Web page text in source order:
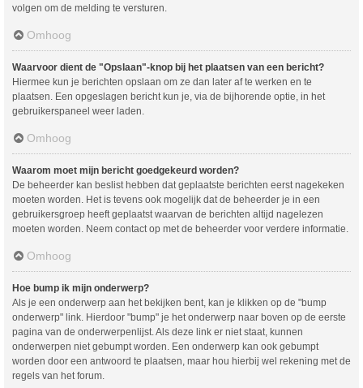
volgen om de melding te versturen.
Omhoog
Waarvoor dient de "Opslaan"-knop bij het plaatsen van een bericht?
Hiermee kun je berichten opslaan om ze dan later af te werken en te
plaatsen. Een opgeslagen bericht kun je, via de bijhorende optie, in het
gebruikerspaneel weer laden.
Omhoog
Waarom moet mijn bericht goedgekeurd worden?
De beheerder kan beslist hebben dat geplaatste berichten eerst nagekeken
moeten worden. Het is tevens ook mogelijk dat de beheerder je in een
gebruikersgroep heeft geplaatst waarvan de berichten altijd nagelezen
moeten worden. Neem contact op met de beheerder voor verdere informatie.
Omhoog
Hoe bump ik mijn onderwerp?
Als je een onderwerp aan het bekijken bent, kan je klikken op de "bump
onderwerp" link. Hierdoor "bump" je het onderwerp naar boven op de eerste
pagina van de onderwerpenlijst. Als deze link er niet staat, kunnen
onderwerpen niet gebumpt worden. Een onderwerp kan ook gebumpt
worden door een antwoord te plaatsen, maar hou hierbij wel rekening met de
regels van het forum.